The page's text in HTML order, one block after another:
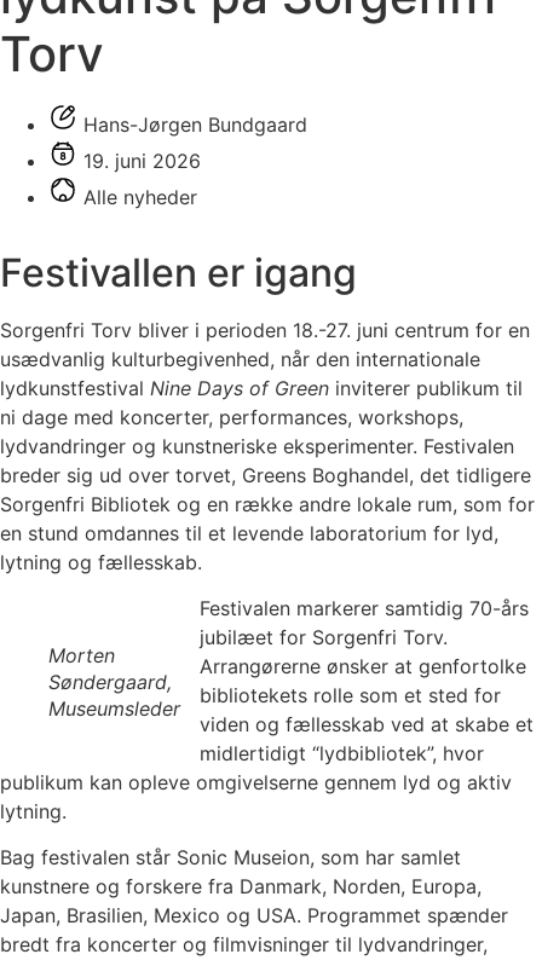
Torv
Hans-Jørgen Bundgaard
19. juni 2026
Alle nyheder
Festivallen er igang
Sorgenfri Torv bliver i perioden 18.-27. juni centrum for en
usædvanlig kulturbegivenhed, når den internationale
lydkunstfestival Nine Days of Green inviterer publikum til
ni dage med koncerter, performances, workshops,
lydvandringer og kunstneriske eksperimenter. Festivalen
breder sig ud over torvet, Greens Boghandel, det tidligere
Sorgenfri Bibliotek og en række andre lokale rum, som for
en stund omdannes til et levende laboratorium for lyd,
lytning og fællesskab.
Morten
Søndergaard,
Museumsleder
Festivalen markerer samtidig 70-års
jubilæet for Sorgenfri Torv.
Arrangørerne ønsker at genfortolke
bibliotekets rolle som et sted for
viden og fællesskab ved at skabe et
midlertidigt “lydbibliotek”, hvor
publikum kan opleve omgivelserne gennem lyd og aktiv
lytning.
Bag festivalen står Sonic Museion, som har samlet
kunstnere og forskere fra Danmark, Norden, Europa,
Japan, Brasilien, Mexico og USA. Programmet spænder
bredt fra koncerter og filmvisninger til lydvandringer,